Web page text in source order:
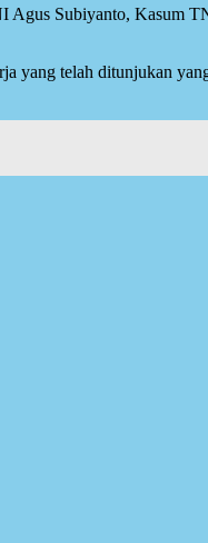
Agus Subiyanto, Kasum
yang telah ditunjukan